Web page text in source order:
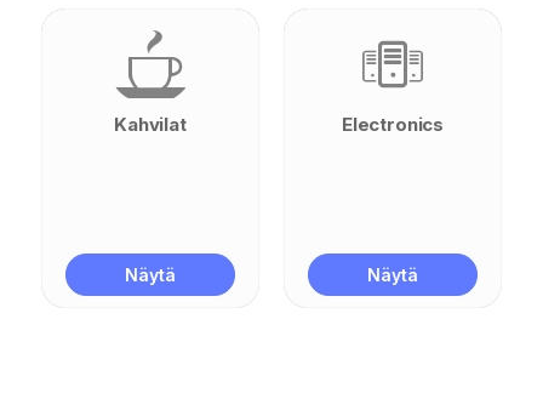
Kahvilat
Näytä
Electronics
Näytä